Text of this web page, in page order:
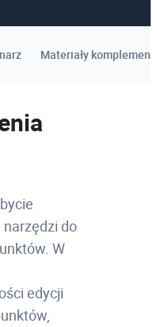
Materiały
narzędzi do
W
edycji